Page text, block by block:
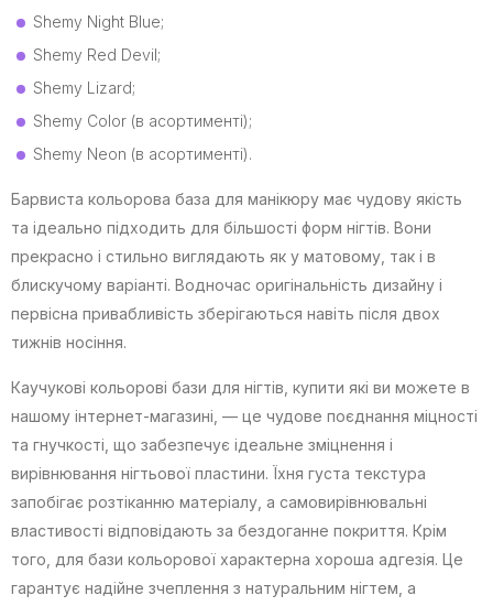
Shemy Night Blue;
Shemy Red Devil;
Shemy Lizard;
Shemy Color (в асортименті);
Shemy Neon (в асортименті).
Барвиста кольорова база для манікюру має чудову якість
та ідеально підходить для більшості форм нігтів. Вони
прекрасно і стильно виглядають як у матовому, так і в
блискучому варіанті. Водночас оригінальність дизайну і
первісна привабливість зберігаються навіть після двох
тижнів носіння.
Каучукові кольорові бази для нігтів, купити які ви можете в
нашому інтернет-магазині, — це чудове поєднання міцності
та гнучкості, що забезпечує ідеальне зміцнення і
вирівнювання нігтьової пластини. Їхня густа текстура
запобігає розтіканню матеріалу, а самовирівнювальні
властивості відповідають за бездоганне покриття. Крім
того, для бази кольорової характерна хороша адгезія. Це
гарантує надійне зчеплення з натуральним нігтем, а